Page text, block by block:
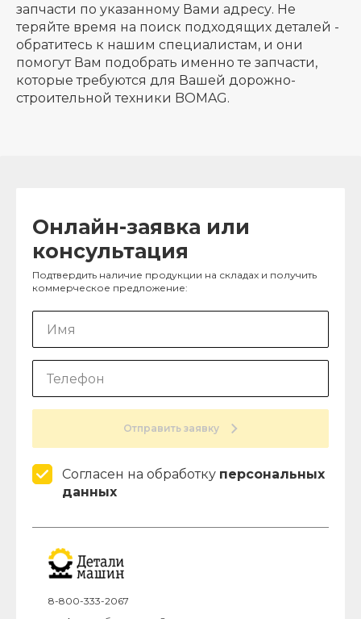
запчасти по указанному Вами адресу. Не
теряйте время на поиск подходящих деталей -
обратитесь к нашим специалистам, и они
помогут Вам подобрать именно те запчасти,
которые требуются для Вашей дорожно-
строительной техники BOMAG.
Онлайн-заявка или
консультация
Подтвердить наличие продукции на складах и получить
коммерческое предложение:
Отправить заявку
Согласен на обработку персональных
данных
8-800-333-2067